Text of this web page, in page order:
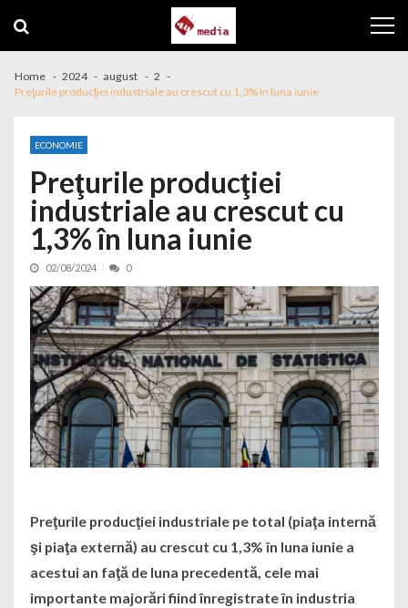
Home 2024 august
2
Preţurile producţiei industriale au crescut cu 1,3% în luna iunie
ECONOMIE
Preţurile producţiei
industriale au crescut cu
1,3% în luna iunie
02/08/2024 0
Preţurile producţiei industriale pe total (piaţa internă
şi piaţa externă) au crescut cu 1,3% în luna iunie a
acestui an faţă de luna precedentă, cele mai
importante majorări fiind înregistrate în industria